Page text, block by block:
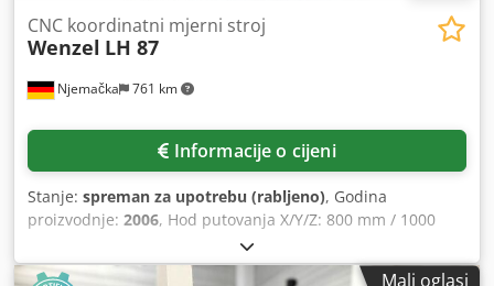
Njemačka 761 km
CNC koordinatni mjerni stroj
Wenzel LH 87
Informacije o cijeni
Stanje: spreman za upotrebu (rabljeno), Godina
proizvodnje: 2006, Hod putovanja X/Y/Z: 800 mm / 1000
mm / 700 mm, maks. pogreška duljinskog mjerenja: 2,5 +
L/350, maks. pogreška pojedinačne točke: 2,5, upravljanje:
Mali oglasi